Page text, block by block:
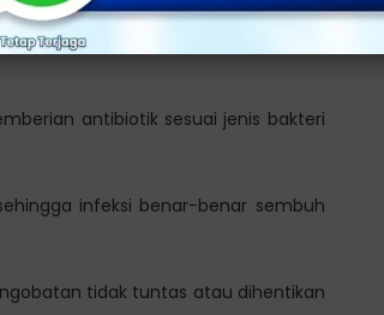
penting untuk mencegah
antibiotik sesuai jenis bakteri
infeksi benar-benar sembuh
tidak tuntas atau dihentikan